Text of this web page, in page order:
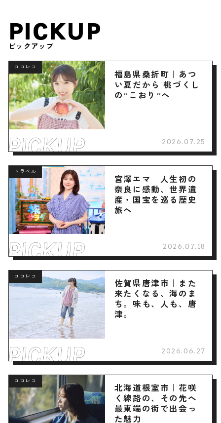
PICKUP
ピックアップ
ロコレコ
福島県桑折町｜あつ
い夏だから 桃づくし
の”こおり”へ
2026.07.25
トラベル
宮澤エマ 人生初の
奈良に感動、世界遺
産・国宝を巡る歴史
旅へ
2026.07.18
ロコレコ
佐賀県唐津市｜また
来たくなる、海のま
ち。味も、人も、唐
津。
2026.06.27
ロコレコ
北海道根室市｜花咲
く線路の、その先へ
最東端の街で出会っ
た魅力